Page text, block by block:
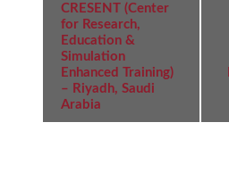
CRESENT (Center
for Research,
Education &
Simulation
Enhanced Training)
– Riyadh, Saudi
Arabia